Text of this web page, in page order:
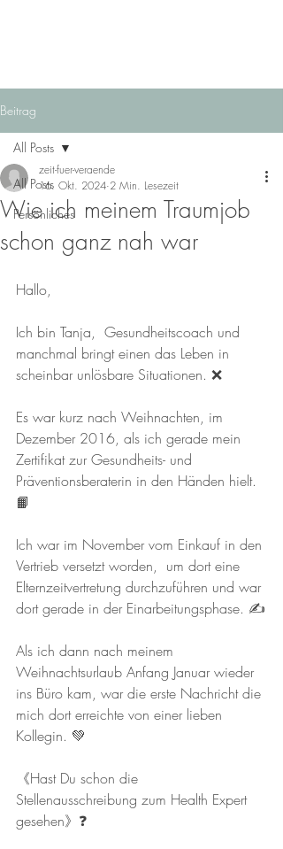
Beitrag
All Posts
Persönliches
All Posts
Wie ich meinem Traumjob
schon ganz nah war
zeit-fuer-veraende
16. Okt. 2024 2 Min. Lesezeit
Hallo,
Ich bin Tanja,  Gesundheitscoach und
manchmal bringt einen das Leben in
scheinbar unlösbare Situationen. ❌️
Es war kurz nach Weihnachten, im
Dezember 2016, als ich gerade mein
Zertifikat zur Gesundheits- und
Präventionsberaterin in den Händen hielt.
📙
Ich war im November vom Einkauf in den
Vertrieb versetzt worden,  um dort eine
Elternzeitvertretung durchzuführen und war
dort gerade in der Einarbeitungsphase. ✍️
Als ich dann nach meinem
Weihnachtsurlaub Anfang Januar wieder
ins Büro kam, war die erste Nachricht die
mich dort erreichte von einer lieben
Kollegin. 💚
《Hast Du schon die
Stellenausschreibung zum Health Expert
gesehen》❓️